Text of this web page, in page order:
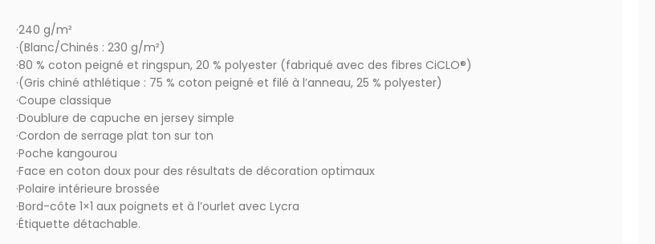
·240 g/m²
·(Blanc/Chinés : 230 g/m²)
·80 % coton peigné et ringspun, 20 % polyester (fabriqué avec des fibres CiCLO®)
·(Gris chiné athlétique : 75 % coton peigné et filé à l’anneau, 25 % polyester)
·Coupe classique
·Doublure de capuche en jersey simple
·Cordon de serrage plat ton sur ton
·Poche kangourou
·Face en coton doux pour des résultats de décoration optimaux
·Polaire intérieure brossée
·Bord-côte 1×1 aux poignets et à l’ourlet avec Lycra
·Étiquette détachable.